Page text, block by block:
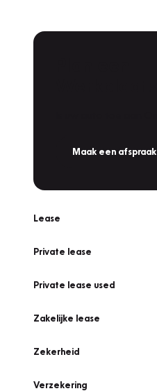
Maak een afspraak
Lease
Private lease
Private lease used
Zakelijke lease
Zekerheid
Verzekering